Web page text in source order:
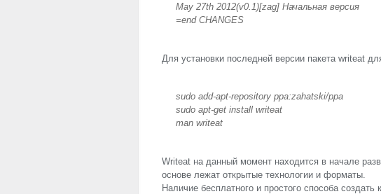
May 27th 2012(v0.1)[zag] Начальная версия
=end CHANGES
Для установки последней версии пакета writeat
sudo add-apt-repository ppa:zahatski/ppa
sudo apt-get install writeat
man writeat
Writeat на данный момент находится в начале
основе лежат открытые технологии и форматы.
Наличие бесплатного и простого способа создать